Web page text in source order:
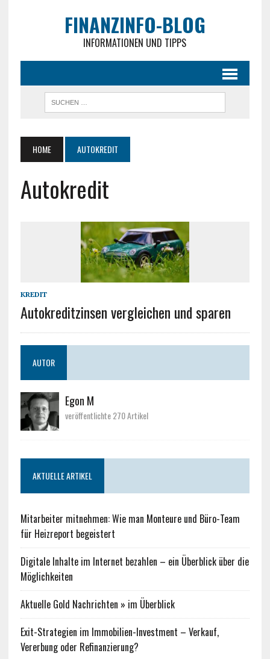
FINANZINFO-BLOG
INFORMATIONEN UND TIPPS
HOME AUTOKREDIT
Autokredit
KREDIT
Autokreditzinsen vergleichen und sparen
AUTOR
Egon M
veröffentlichte 270 Artikel
AKTUELLE ARTIKEL
Mitarbeiter mitnehmen: Wie man Monteure und Büro-Team
für Heizreport begeistert
Digitale Inhalte im Internet bezahlen – ein Überblick über die
Möglichkeiten
Aktuelle Gold Nachrichten » im Überblick
Exit-Strategien im Immobilien-Investment – Verkauf,
Vererbung oder Refinanzierung?